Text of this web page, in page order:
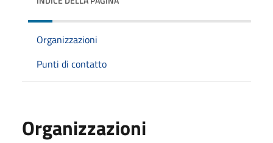
Organizzazioni
Punti di contatto
Organizzazioni